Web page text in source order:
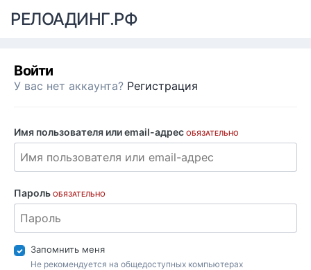
РЕЛОАДИНГ.РФ
Войти
У вас нет аккаунта? Регистрация
Имя пользователя или email-адрес ОБЯЗАТЕЛЬНО
Пароль ОБЯЗАТЕЛЬНО
Запомнить меня
Не рекомендуется на общедоступных компьютерах